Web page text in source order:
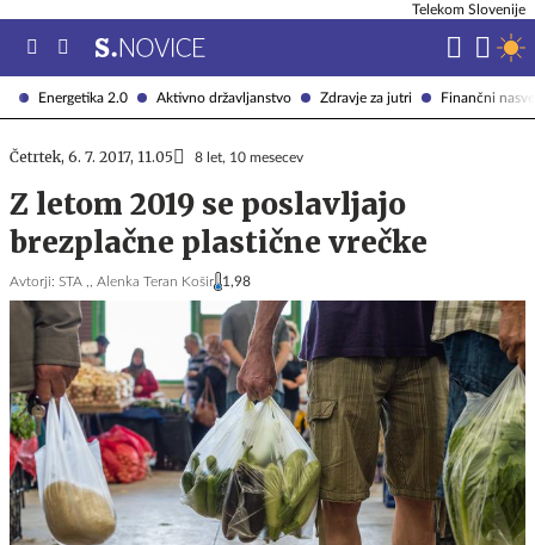
Energetika 2.0 Aktivno državljanstvo Zdravje za jutri Finančni
Telekom Slovenije
Četrtek, 6. 7. 2017, 11.05 8 let, 10 mesecev
Z letom 2019 se poslavljajo
brezplačne plastične vrečke
Avtorji: STA ,, Alenka Teran Košir 1,98